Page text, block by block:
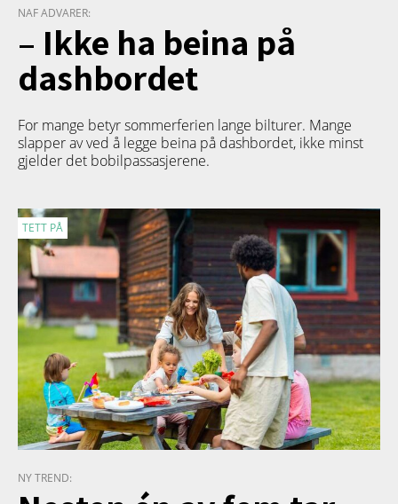
NAF ADVARER:
– Ikke ha beina på
dashbordet
For mange betyr sommerferien lange bilturer. Mange
slapper av ved å legge beina på dashbordet, ikke minst
gjelder det bobilpassasjerene.
TETT PÅ
NY TREND: